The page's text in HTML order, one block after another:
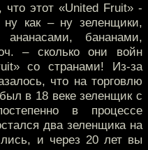
что этот «United Fruit» -
как – ну зеленщики,
ананасами, бананами,
– сколько они войн
со странами! Из-за
что на торговлю
в 18 веке зеленщик с
в процессе
два зеленщика на
и через 20 лет вы